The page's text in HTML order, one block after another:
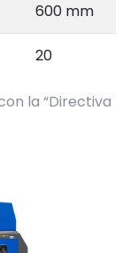
600 mm
20
la “Directiva